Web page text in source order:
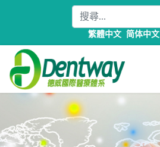
繁體中文 简体中文